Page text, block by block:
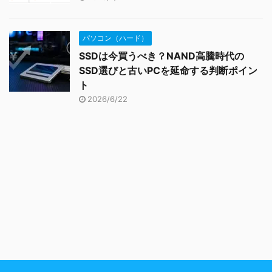
パソコン（ハード）
SSDは今買うべき？NAND高騰時代の
SSD選びと古いPCを延命する判断ポイン
ト
2026/6/22